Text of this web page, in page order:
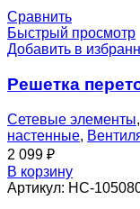
Сравнить
Быстрый просмотр
Добавить в
Решетка
Сетевые элементы,
настенные,
2 099 ₽
В корзину
Артикул: НС-